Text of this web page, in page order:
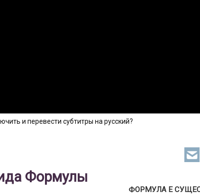
и перевести субтитры на русский?
Формулы
ФОРМУЛА Е